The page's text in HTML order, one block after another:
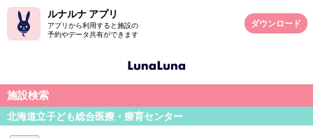
ルナルナ アプリ
アプリから利用すると施設の
予約やデータ共有ができます
ダウンロード
施設検索
北海道立子ども総合医療・療育センター